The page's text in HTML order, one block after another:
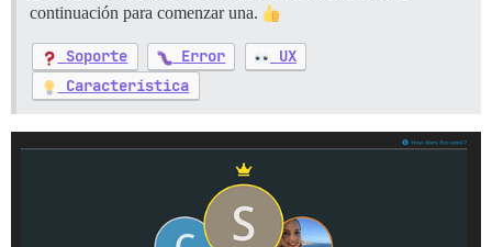
continuación para comenzar una.
Soporte Error
UX
Característica